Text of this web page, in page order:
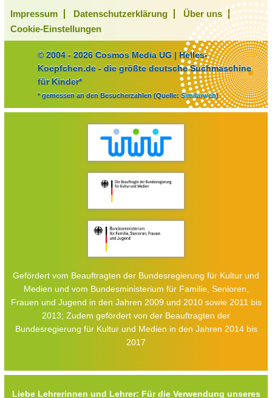
Impressum Datenschutzerklärung
Über uns
Cookie-Einstellungen
© 2004 - 2026 Cosmos Media UG | Helles-
Koepfchen.de - die größte deutsche Suchmaschine
für Kinder*
* gemessen an den Besucherzahlen (Quelle: Similarweb)
Gefördert vom Beauftragten der Bundesregierung für Kultur und
Medien und vom Bundesministerium für Familie, Senioren,
Frauen und Jugend in den Jahren 2009 und 2010 sowie 2011 bis
2013; Zudem gefördert von der Beauftragten der
Bundesregierung für Kultur und Medien in den Jahren 2014 bis
2017
Liebe Lehrerinnen und Lehrer: Für die Verwendung unseres